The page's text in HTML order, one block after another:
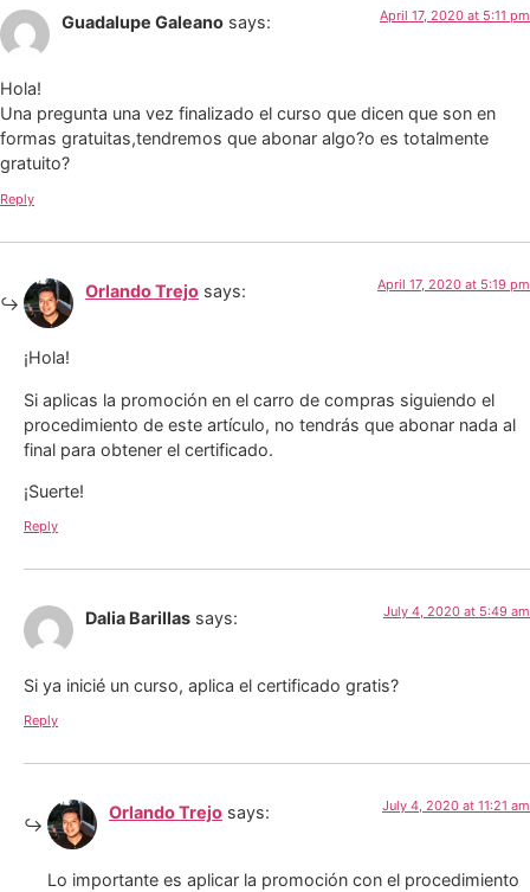
Guadalupe Galeano says: April 17, 2020 at 5:11 pm
Hola!
Una pregunta una vez finalizado el curso que dicen que son en
formas gratuitas,tendremos que abonar algo?o es totalmente
gratuito?
Reply
Orlando Trejo says: April 17, 2020 at 5:19 pm
¡Hola!
Si aplicas la promoción en el carro de compras siguiendo el
procedimiento de este artículo, no tendrás que abonar nada al
final para obtener el certificado.
¡Suerte!
Reply
Dalia Barillas says: July 4, 2020 at 5:49 am
Si ya inicié un curso, aplica el certificado gratis?
Reply
Orlando Trejo says: July 4, 2020 at 11:21 am
Lo importante es aplicar la promoción con el procedimiento